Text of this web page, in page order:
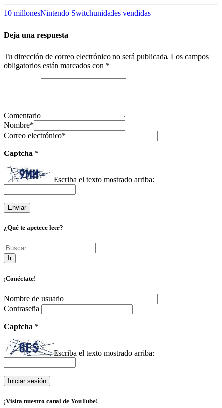
10 millonesNintendo Switchunidades vendidas
Deja una respuesta
Tu dirección de correo electrónico no será publicada. Los campos
obligatorios están marcados con *
Comentario
Nombre*
Correo electrónico*
Captcha *
Escriba el texto mostrado arriba:
¿Qué te apetece leer?
Ir
¡Conéctate!
Nombre de usuario
Contraseña
Captcha *
Escriba el texto mostrado arriba:
¡Visita nuestro canal de YouTube!